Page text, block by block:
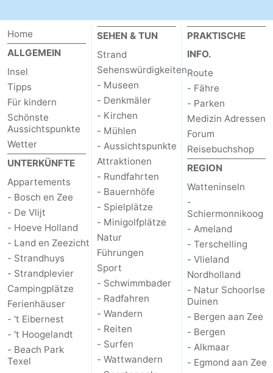
Home
ALLGEMEIN
Insel
Tipps
Für kindern
Schönste
Aussichtspunkte
Wetter
UNTERKÜNFTE
Appartements
- Bosch en Zee
- De Vlijt
- Hoeve Holland
- Land en Zeezicht
- Strandhuys
- Strandplevier
Campingplätze
Ferienhäuser
- 't Eibernest
- 't Hoogelandt
- Beach Park
Texel
SEHEN & TUN
Strand
Sehenswürdigkeiten
- Museen
- Denkmäler
- Kirchen
- Mühlen
- Aussichtspunkte
Attraktionen
- Rundfahrten
- Bauernhöfe
- Spielplätze
- Minigolfplätze
Natur
Führungen
Sport
- Schwimmbader
- Radfahren
- Wandern
- Reiten
- Surfen
- Wattwandern
PRAKTISCHE
INFO.
Route
- Fähre
- Parken
Medizin Adressen
Forum
Reisebuchshop
REGION
Watteninseln
-
Schiermonnikoog
- Ameland
- Terschelling
- Vlieland
Nordholland
- Natur Schoorlse
Duinen
- Bergen aan Zee
- Bergen
- Alkmaar
- Egmond aan Zee